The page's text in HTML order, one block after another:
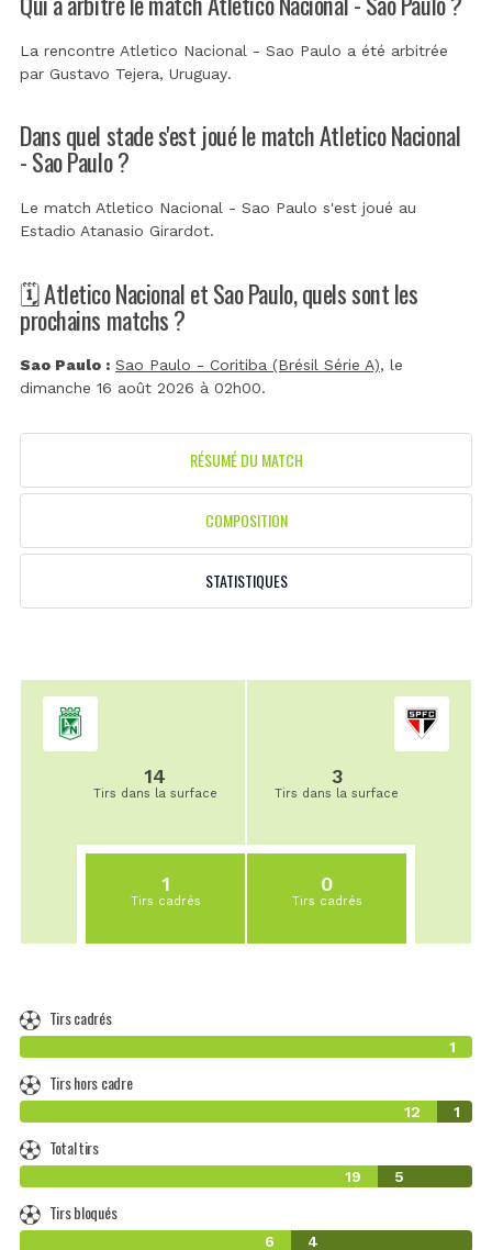
La rencontre Atletico Nacional - Sao Paulo a été arbitrée
par Gustavo Tejera, Uruguay.
Dans quel stade s'est joué le match Atletico Nacional
- Sao Paulo ?
Le match Atletico Nacional - Sao Paulo s'est joué au
Estadio Atanasio Girardot.
🗓️ Atletico Nacional et Sao Paulo, quels sont les
prochains matchs ?
Sao Paulo : Sao Paulo - Coritiba (Brésil Série A), le
dimanche 16 août 2026 à 02h00.
RÉSUMÉ DU MATCH
COMPOSITION
STATISTIQUES
14
Tirs dans la surface
1
Tirs cadrés
3
Tirs dans la surface
0
Tirs cadrés
Tirs cadrés
1
Tirs hors cadre
12 1
Total tirs
19 5
Tirs bloqués
6 4